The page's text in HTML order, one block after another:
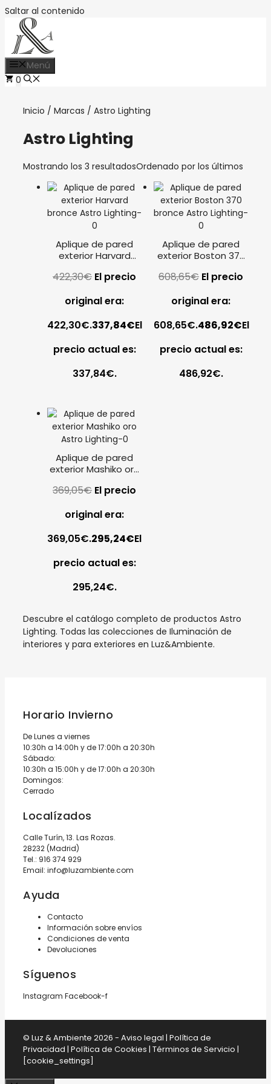
Saltar al contenido
Menú
0
Inicio / Marcas / Astro Lighting
Astro Lighting
Mostrando los 3 resultadosOrdenado por los últimos
Aplique de pared
exterior Harvard
Lighting
422,30€ El precio
original era:
422,30€.337,84€El
precio actual es:
337,84€.
Aplique de pared
exterior Boston 370
Lighting
608,65€ El precio
original era:
608,65€.486,92€El
precio actual es:
486,92€.
Aplique de pared
exterior Mashiko oro
369,05€ El precio
original era:
369,05€.295,24€El
precio actual es:
295,24€.
Descubre el catálogo completo de productos Astro
Lighting. Todas las colecciones de Iluminación de
interiores y para exteriores en Luz&Ambiente.
Horario Invierno
De Lunes a viernes
10:30h a 14:00h y de 17:00h a 20:30h
Sábado:
10:30h a 15:00h y de 17:00h a 20:30h
Domingos:
Cerrado
Localízados
Calle Turín, 13. Las Rozas.
28232 (Madrid)
Tel.: 916 374 929
Email: info@luzambiente.com
Ayuda
Contacto
Información sobre envíos
Condiciones de venta
Devoluciones
Síguenos
Instagram Facebook-f
© Luz & Ambiente 2026 - Aviso legal | Política de
Privacidad | Política de Cookies | Términos de Servicio |
[cookie_settings]